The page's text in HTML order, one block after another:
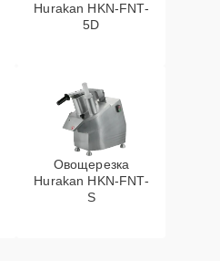
Hurakan HKN-FNT-
5D
Овощерезка
Hurakan HKN-FNT-
S